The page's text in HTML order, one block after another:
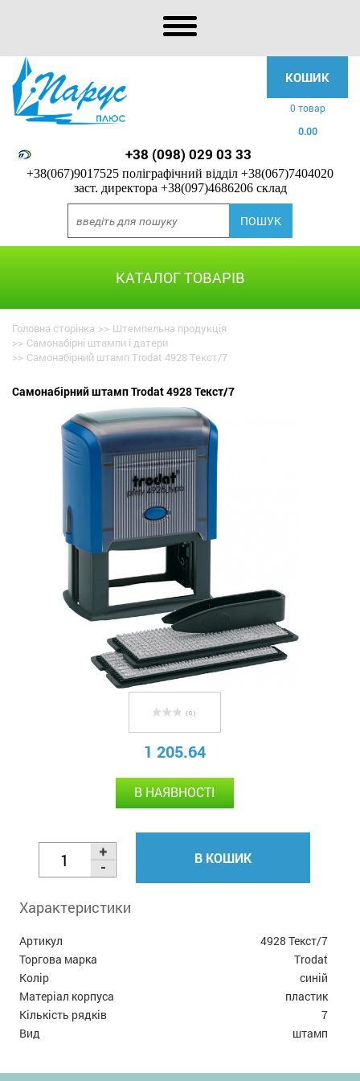
КОШИК
0 товар
0.00
+38 (098) 029 03 33
+38(067)9017525 поліграфічний відділ +38(067)7404020
заст. директора +38(097)4686206 склад
КАТАЛОГ ТОВАРІВ
Головна сторінка >> Штемпельна продукція
>> Самонабірні штампи і датери
>> Самонабірний штамп Trodat 4928 Текст/7
Самонабірний штамп Trodat 4928 Текст/7
( 0 )
1 205.64
В НАЯВНОСТІ
В КОШИК
Характеристики
Артикул
4928 Текст/7
Торгова марка
Trodat
Колір
синій
Матеріал корпуса
пластик
Кількість рядків
7
Вид
штамп